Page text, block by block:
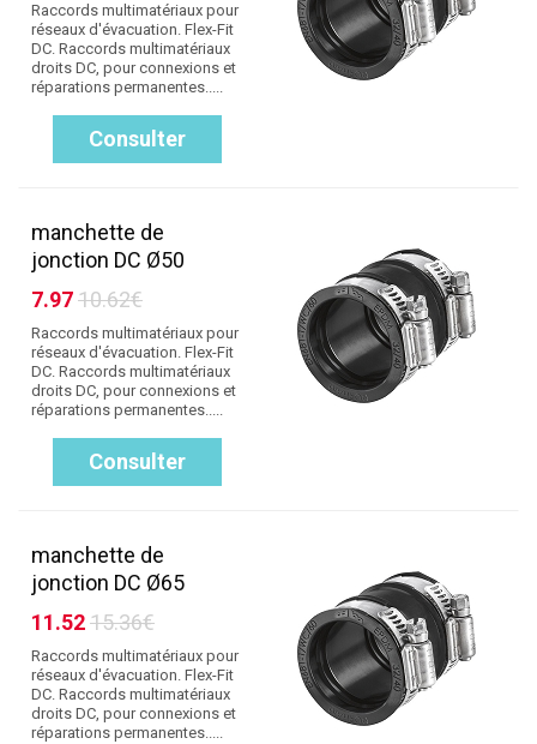
Raccords multimatériaux pour
réseaux d'évacuation. Flex-Fit
DC. Raccords multimatériaux
droits DC, pour connexions et
réparations permanentes.....
Consulter
manchette de
jonction DC Ø50
7.9710.62€
Raccords multimatériaux pour
réseaux d'évacuation. Flex-Fit
DC. Raccords multimatériaux
droits DC, pour connexions et
réparations permanentes.....
Consulter
manchette de
jonction DC Ø65
11.5215.36€
Raccords multimatériaux pour
réseaux d'évacuation. Flex-Fit
DC. Raccords multimatériaux
droits DC, pour connexions et
réparations permanentes.....